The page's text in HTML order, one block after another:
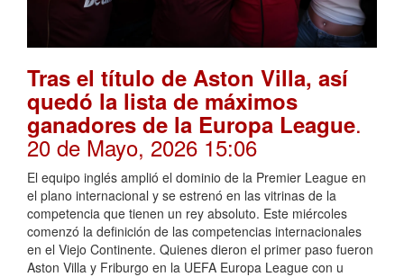
Tras el título de Aston Villa, así
quedó la lista de máximos
ganadores de la Europa League.
20 de Mayo, 2026 15:06
El equipo inglés amplió el dominio de la Premier League en
el plano internacional y se estrenó en las vitrinas de la
competencia que tienen un rey absoluto. Este miércoles
comenzó la definición de las competencias internacionales
en el Viejo Continente. Quienes dieron el primer paso fueron
Aston Villa y Friburgo en la UEFA Europa League con u